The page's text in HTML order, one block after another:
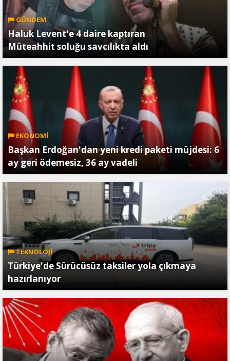
GÜNDEM
Haluk Levent'e 4 daire kaptıran
Müteahhit soluğu savcılıkta aldı
EKONOMİ
Başkan Erdoğan'dan yeni kredi paketi müjdesi: 6
ay geri ödemesiz, 36 ay vadeli
TEKNOLOJİ
Türkiye'de Sürücüsüz taksiler yola çıkmaya
hazırlanıyor